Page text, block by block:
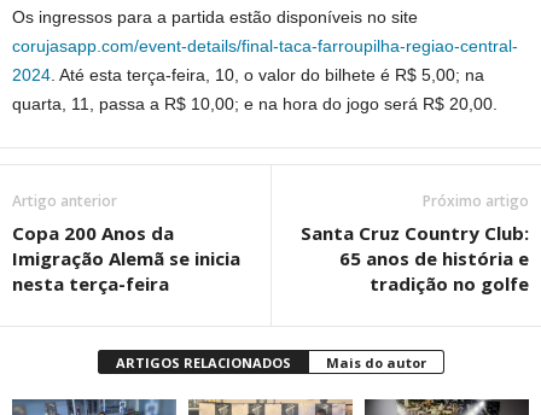
Os ingressos para a partida estão disponíveis no site
corujasapp.com/event-details/final-taca-farroupilha-regiao-central-
2024 . Até esta terça-feira, 10, o valor do bilhete é R$ 5,00; na
quarta, 11, passa a R$ 10,00; e na hora do jogo será R$ 20,00.
Artigo anterior
Copa 200 Anos da
Imigração Alemã se inicia
nesta terça-feira
Próximo artigo
Santa Cruz Country Club:
65 anos de história e
tradição no golfe
ARTIGOS RELACIONADOS Mais do autor